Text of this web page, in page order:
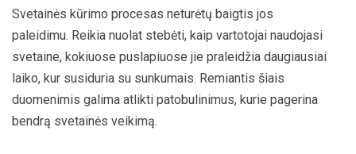
Svetainės kūrimo procesas neturėtų baigtis jos
paleidimu. Reikia nuolat stebėti, kaip vartotojai naudojasi
svetaine, kokiuose puslapiuose jie praleidžia daugiausiai
laiko, kur susiduria su sunkumais. Remiantis šiais
duomenimis galima atlikti patobulinimus, kurie pagerina
bendrą svetainės veikimą.